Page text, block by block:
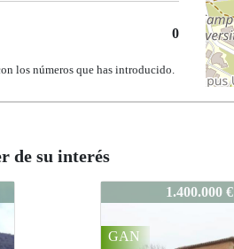
0
los números que has introducido.
de su interés
563-CC-1421.968.000 €
GAN